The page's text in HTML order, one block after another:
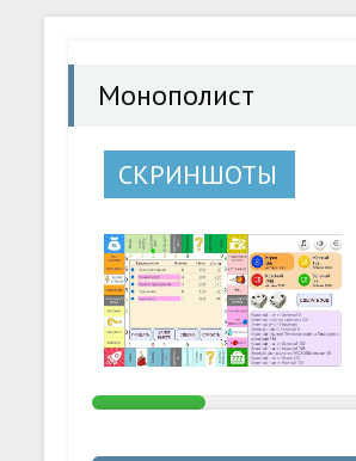
Монополист (Много денег) на Андроид
Монополист
СКРИНШОТЫ